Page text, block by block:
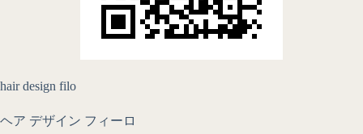
hair design filo
ヘア デザイン フィーロ